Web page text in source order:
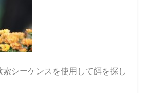
索シーケンスを使用して餌を探し